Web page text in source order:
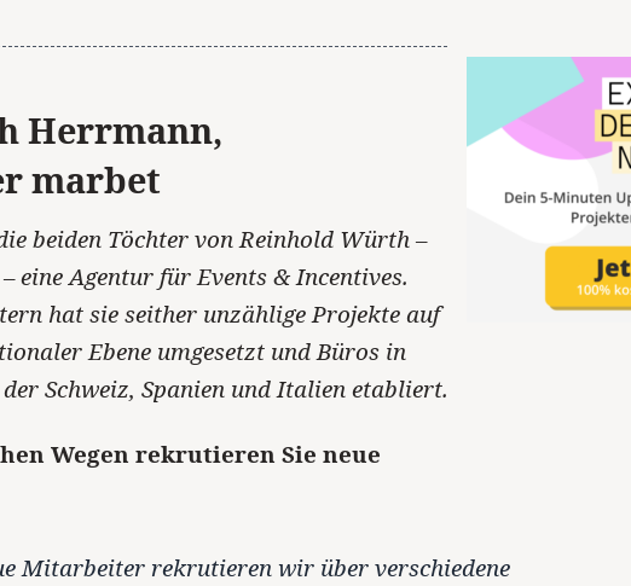
Herrmann,
marbet
beiden Töchter von Reinhold Würth –
Agentur für Events & Incentives.
hat sie seither unzählige Projekte auf
Ebene umgesetzt und Büros in
Schweiz, Spanien und Italien etabliert.
Wegen rekrutieren Sie neue
Mitarbeiter rekrutieren wir über verschiedene